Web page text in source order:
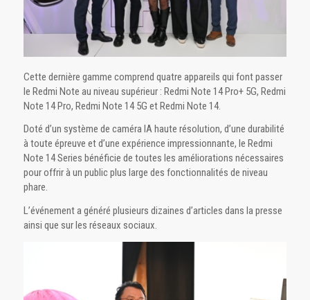
Cette dernière gamme comprend quatre appareils qui font passer
le Redmi Note au niveau supérieur : Redmi Note 14 Pro+ 5G, Redmi
Note 14 Pro, Redmi Note 14 5G et Redmi Note 14.
Doté d’un système de caméra IA haute résolution, d’une durabilité
à toute épreuve et d’une expérience impressionnante, le Redmi
Note 14 Series bénéficie de toutes les améliorations nécessaires
pour offrir à un public plus large des fonctionnalités de niveau
phare.
L’événement a généré plusieurs dizaines d’articles dans la presse
ainsi que sur les réseaux sociaux.